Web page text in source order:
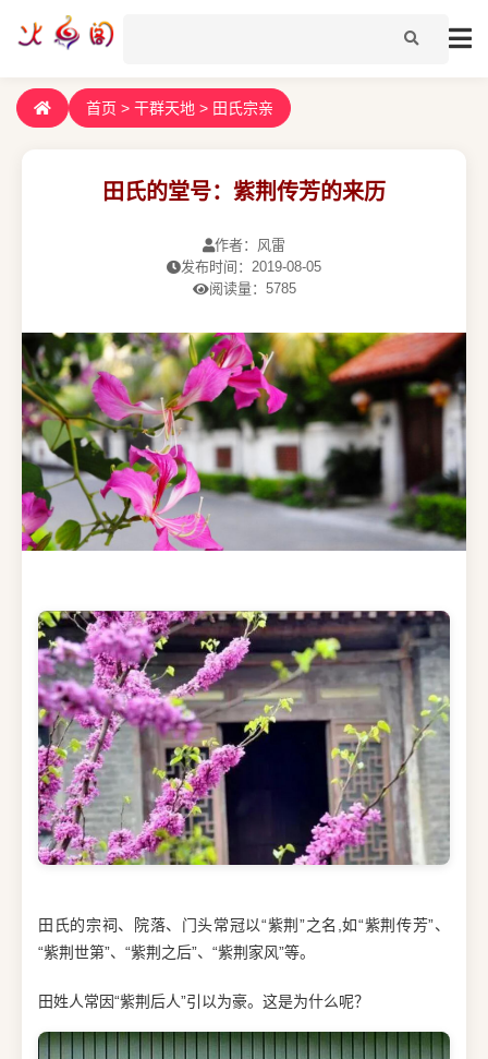
首页 > 干群天地 > 田氏宗亲
田氏的堂号：紫荆传芳的来历
作者：风雷
发布时间：2019-08-05
阅读量：5785
田氏的宗祠、院落、门头常冠以“紫荆”之名,如“紫荆传芳”、
“紫荆世第”、“紫荆之后”、“紫荆家风”等。
田姓人常因“紫荆后人”引以为豪。这是为什么呢？